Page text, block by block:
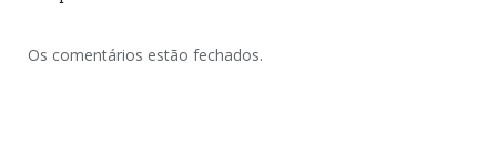
Os comentários estão fechados.